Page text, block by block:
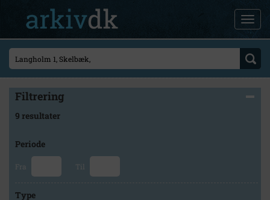
Filtrering
9 resultater
Periode
Fra Til
Type